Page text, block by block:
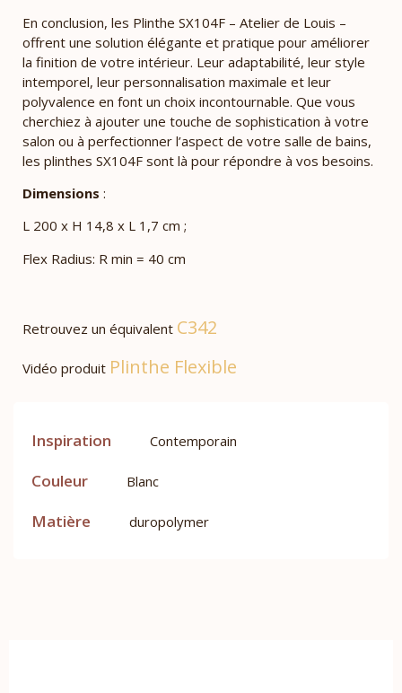
En conclusion, les Plinthe SX104F – Atelier de Louis –
offrent une solution élégante et pratique pour améliorer
la finition de votre intérieur. Leur adaptabilité, leur style
intemporel, leur personnalisation maximale et leur
polyvalence en font un choix incontournable. Que vous
cherchiez à ajouter une touche de sophistication à votre
salon ou à perfectionner l’aspect de votre salle de bains,
les plinthes SX104F sont là pour répondre à vos besoins.
Dimensions :
L 200 x H 14,8 x L 1,7 cm ;
Flex Radius: R min = 40 cm
Retrouvez un équivalent C342
Vidéo produit Plinthe Flexible
Inspiration Contemporain
Couleur Blanc
Matière duropolymer